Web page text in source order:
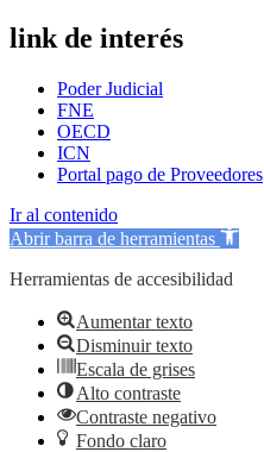
link de interés
Poder Judicial
FNE
OECD
ICN
Portal pago de Proveedores
Ir al contenido
Abrir barra de herramientas
Herramientas de accesibilidad
Aumentar texto
Disminuir texto
Escala de grises
Alto contraste
Contraste negativo
Fondo claro